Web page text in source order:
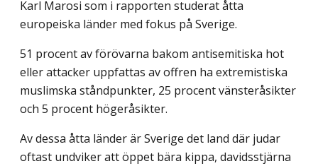
Karl Marosi som i rapporten studerat åtta
europeiska länder med fokus på Sverige.
51 procent av förövarna bakom antisemitiska hot
eller attacker uppfattas av offren ha extremistiska
muslimska ståndpunkter, 25 procent vänsteråsikter
och 5 procent högeråsikter.
Av dessa åtta länder är Sverige det land där judar
oftast undviker att öppet bära kippa, davidsstjärna